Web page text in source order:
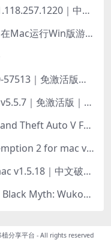
模拟人生4 SIMS4 For Mac v1.118.257.1220｜中文原生版｜无限金币｜全100DLC
Win版Steam For Mac v2.0｜在Mac运行Win版游戏！｜升级GPTK4.0支持！
🔥Parallels Desktop v26.4.0-57513｜免激活版｜在Mac上安装Windows/Linux等系统[赠Windows激活]
🔥CleanMyMac X5 For Mac v5.5.7｜免激活版｜macOS系统优化/清理神器
侠盗猎车手5 GTA5 Mac版 Grand Theft Auto V For Mac｜中文破解版
荒野大镖客2 Red Dead Redemption 2 for mac v1436.28｜中文移植版｜最好玩的开放世界游戏
Macs Fan Control Pro for mac v1.5.18｜中文破解版｜风扇监控与控制工具
黑神话：悟空 豪华版 Mac版 Black Myth: Wukong For Mac v1.0.21.23831｜国语中文移植版｜仅限终身VIP交流学习｜含Mac+Win版
分享平台 - All rights reserved